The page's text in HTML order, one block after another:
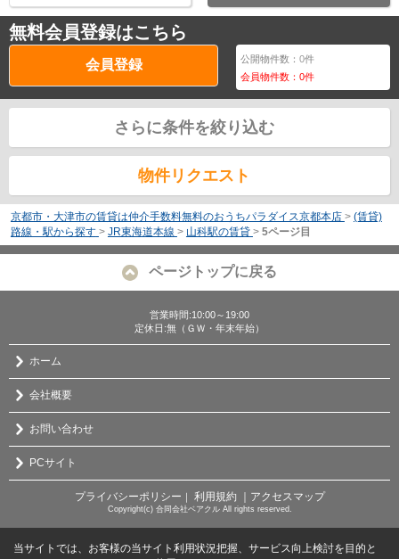
無料会員登録はこちら
会員登録 公開物件数：0件
会員物件数：0件
さらに条件を絞り込む
物件リクエスト
京都市・大津市の賃貸は仲介手数料無料のおうちパラダイス京都本店 > (賃貸)
路線・駅から探す > JR東海道本線 > 山科駅の賃貸 > 5ページ目
ページトップに戻る
営業時間:10:00～19:00
定休日:無（ＧＷ・年末年始）
ホーム
会社概要
お問い合わせ
PCサイト
プライバシーポリシー ｜ 利用規約 ｜アクセスマップ
Copyright(c) 合同会社ベアクル All rights reserved.
当サイトでは、お客様の当サイト利用状況把握、サービス向上検討を目的と